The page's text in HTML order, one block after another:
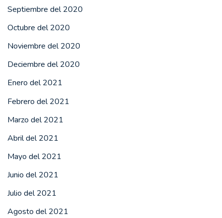
Septiembre del 2020
Octubre del 2020
Noviembre del 2020
Deciembre del 2020
Enero del 2021
Febrero del 2021
Marzo del 2021
Abril del 2021
Mayo del 2021
Junio del 2021
Julio del 2021
Agosto del 2021